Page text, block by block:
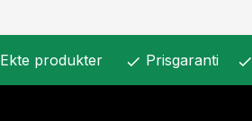
Ekte produkter check Prisgaranti check